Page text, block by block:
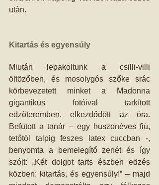
után.
Kitartás és egyensúly
Miután lepakoltunk a csilli-villi
öltözőben, és mosolygós szőke srác
körbevezetett minket a Madonna
gigantikus fotóival tarkított
edzőteremben, elkezdődött az óra.
Befutott a tanár – egy huszonéves fiú,
tetőtöl talpig feszes latex cuccban -,
benyomta a bemelegítő zenét és így
szólt: „Két dolgot tarts észben edzés
közben: kitartás, és egyensúly!” – majd